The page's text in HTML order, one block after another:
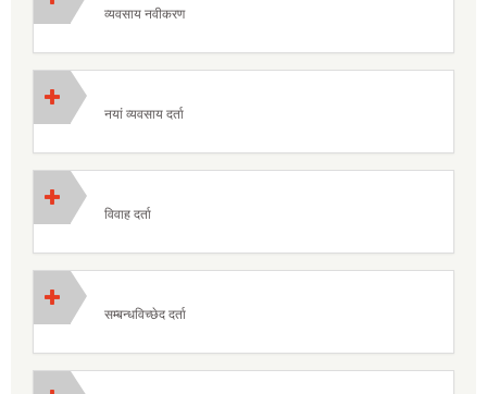
व्यवसाय नवीकरण
नयां व्यवसाय दर्ता
विवाह दर्ता
सम्बन्धविच्छेद दर्ता